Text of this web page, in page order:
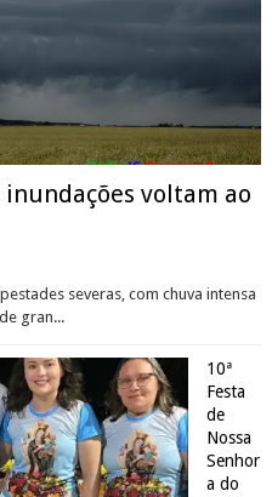
voltam ao
severas, com chuva intensa
gran...
10ª
Festa
de
Nossa
Senhor
a do